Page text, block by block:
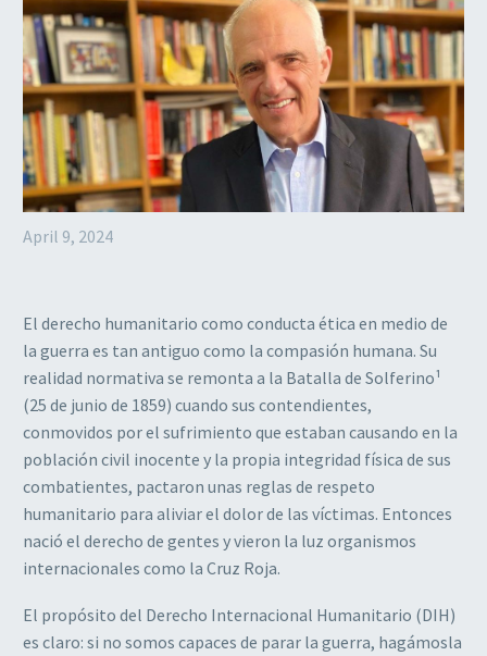
April 9, 2024
El derecho humanitario como conducta ética en medio de
la guerra es tan antiguo como la compasión humana. Su
realidad normativa se remonta a la Batalla de Solferino¹
(25 de junio de 1859) cuando sus contendientes,
conmovidos por el sufrimiento que estaban causando en la
población civil inocente y la propia integridad física de sus
combatientes, pactaron unas reglas de respeto
humanitario para aliviar el dolor de las víctimas. Entonces
nació el derecho de gentes y vieron la luz organismos
internacionales como la Cruz Roja.
El propósito del Derecho Internacional Humanitario (DIH)
es claro: si no somos capaces de parar la guerra, hagámosla